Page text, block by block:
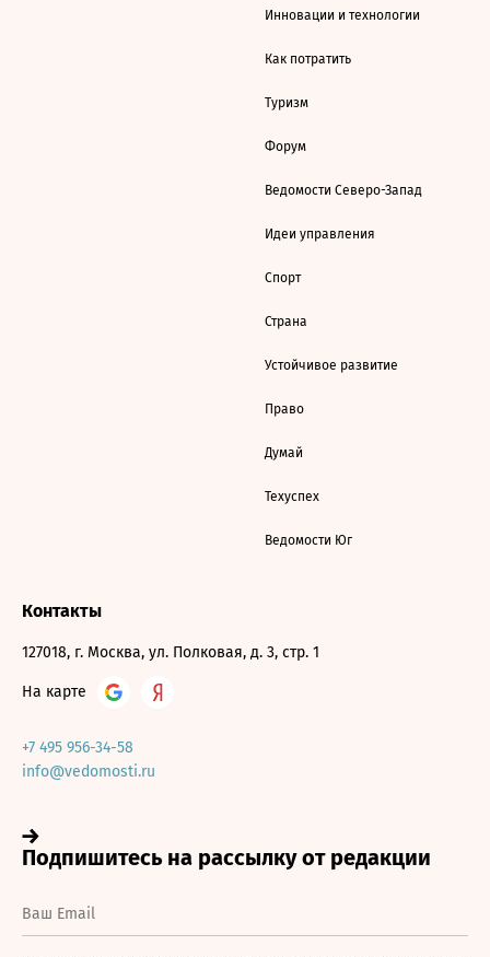
Инновации и технологии
Как потратить
Туризм
Форум
Ведомости Северо-Запад
Идеи управления
Спорт
Страна
Устойчивое развитие
Право
Думай
Техуспех
Ведомости Юг
Контакты
127018, г. Москва, ул. Полковая, д. 3, стр. 1
На карте
+7 495 956-34-58
info@vedomosti.ru